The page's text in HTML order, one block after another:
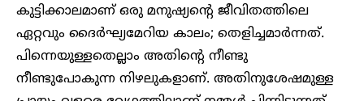
കുട്ടിക്കാലമാണ് ഒരു മനുഷ്യന്റെ ജീവിതത്തിലെ
ഏറ്റവും ദൈർഘ്യമേറിയ കാലം; തെളിച്ചമാർന്നത്.
പിന്നെയുള്ളതെല്ലാം അതിന്റെ നീണ്ടു
നീണ്ടുപോകുന്ന നിഴലുകളാണ്. അതിനുശേഷമുള്ള